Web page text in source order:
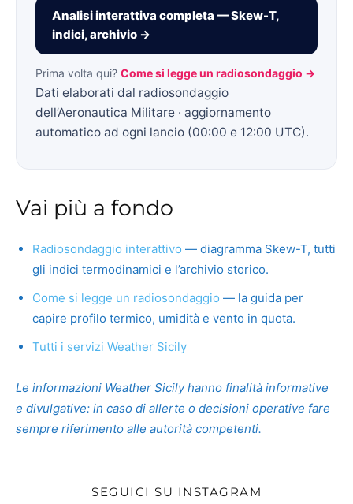
Analisi interattiva completa — Skew-T,
indici, archivio →
Prima volta qui? Come si legge un radiosondaggio →
Dati elaborati dal radiosondaggio
dell’Aeronautica Militare · aggiornamento
automatico ad ogni lancio (00:00 e 12:00 UTC).
Vai più a fondo
Radiosondaggio interattivo — diagramma Skew-T, tutti
gli indici termodinamici e l’archivio storico.
Come si legge un radiosondaggio — la guida per
capire profilo termico, umidità e vento in quota.
Tutti i servizi Weather Sicily
Le informazioni Weather Sicily hanno finalità informative
e divulgative: in caso di allerte o decisioni operative fare
sempre riferimento alle autorità competenti.
SEGUICI SU INSTAGRAM